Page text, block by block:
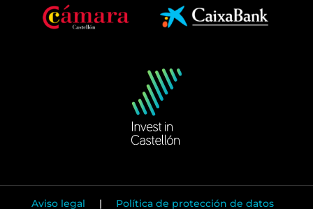
Aviso legal | Política de protección de datos